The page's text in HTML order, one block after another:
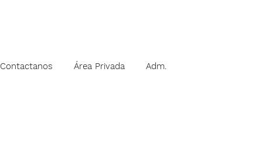
Contactanos Área Privada Adm.